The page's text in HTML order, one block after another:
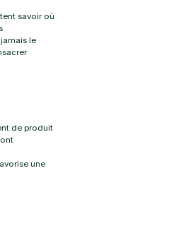
savoir où
le
de produit
une